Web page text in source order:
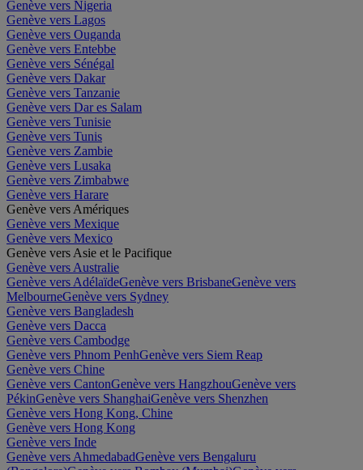
Genève vers Nigeria
Genève vers Lagos
Genève vers Ouganda
Genève vers Entebbe
Genève vers Sénégal
Genève vers Dakar
Genève vers Tanzanie
Genève vers Dar es Salam
Genève vers Tunisie
Genève vers Tunis
Genève vers Zambie
Genève vers Lusaka
Genève vers Zimbabwe
Genève vers Harare
Genève vers Amériques
Genève vers Mexique
Genève vers Mexico
Genève vers Asie et le Pacifique
Genève vers Australie
Genève vers AdélaïdeGenève vers BrisbaneGenève vers
MelbourneGenève vers Sydney
Genève vers Bangladesh
Genève vers Dacca
Genève vers Cambodge
Genève vers Phnom PenhGenève vers Siem Reap
Genève vers Chine
Genève vers CantonGenève vers HangzhouGenève vers
PékinGenève vers ShanghaiGenève vers Shenzhen
Genève vers Hong Kong, Chine
Genève vers Hong Kong
Genève vers Inde
Genève vers AhmedabadGenève vers Bengaluru